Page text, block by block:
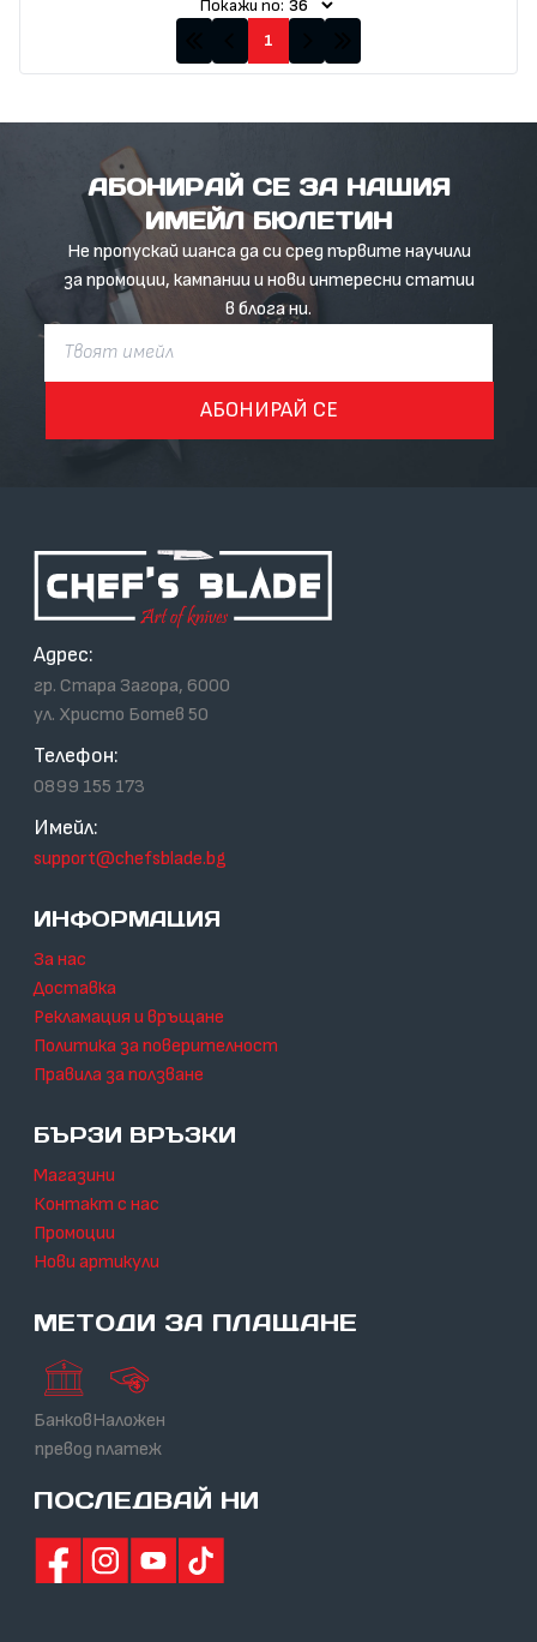
1
Покажи по:
АБОНИРАЙ СЕ ЗА НАШИЯ
ИМЕЙЛ БЮЛЕТИН
Не пропускай шанса да си сред първите научили
за промоции, кампании и нови интересни статии
в блога ни.
АБОНИРАЙ СЕ
Адрес:
гр. Стара Загора, 6000
ул. Христо Ботев 50
Телефон:
0899 155 173
Имейл:
support@chefsblade.bg
ИНФОРМАЦИЯ
За нас
Доставка
Рекламация и връщане
Политика за поверителност
Правила за ползване
БЪРЗИ ВРЪЗКИ
Магазини
Контакт с нас
Промоции
Нови артикули
МЕТОДИ ЗА ПЛАЩАНЕ
Банков
превод
Наложен
платеж
ПОСЛЕДВАЙ НИ